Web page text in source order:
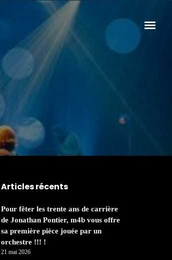
Articles récents
Pour fêter les trente ans de carrière
de Jonathan Pontier, m4b vous offre
sa première pièce jouée par un
orchestre !!! !
21 mai 2026